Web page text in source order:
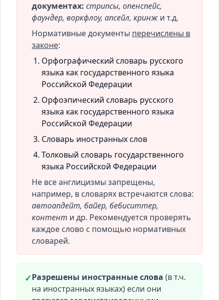
документах: стрипсы, опенспейс,
фаундер, воркфлоу, апсейл, кринж и т.д.
Нормативные документы перечислены в
законе:
Орфографический словарь русского
языка как государственного языка
Российской Федерации
Орфоэпический словарь русского
языка как государственного языка
Российской Федерации
Словарь иностранных слов
Толковый словарь государственного
языка Российской Федерации
Не все англицизмы запрещены,
например, в словарях встречаются слова:
автоапдейт, байер, бебиситтер,
контент и др. Рекомендуется проверять
каждое слово с помощью нормативных
словарей.
✓Разрешены иностранные слова (в т.ч.
на иностранных языках) если они